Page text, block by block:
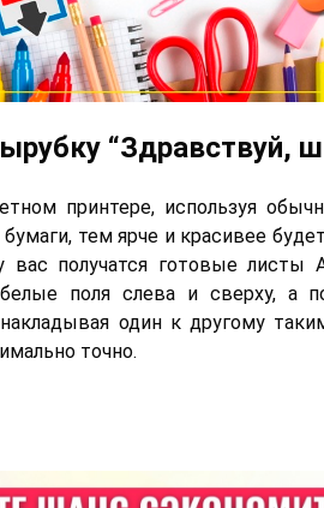
“Здравствуй,
принтере, используя
тем ярче и красивее
вас получатся готовые листы
поля слева и сверху, а
один к другому
точно.